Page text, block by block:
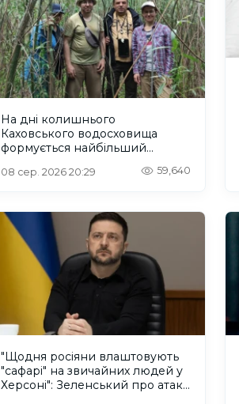
На дні колишнього
Каховського водосховища
формується найбільший
08 сер. 2026 20:29 59,640
"Щодня росіяни влаштовують
"сафарі" на звичайних людей у
Херсоні": Зеленський про атаку